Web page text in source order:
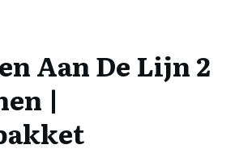
Aan De Lijn 2
|